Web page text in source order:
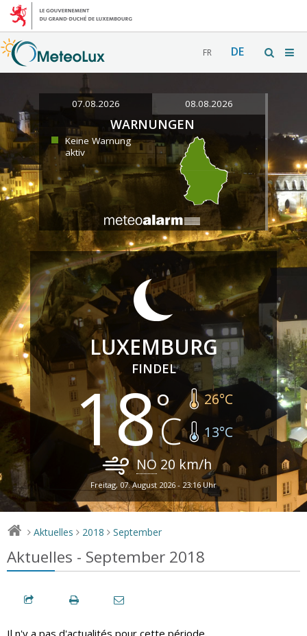
FR DE
07.08.2026 08.08.2026
WARNUNGEN
Keine Warnung
aktiv
LUXEMBURG
FINDEL
18 26°C
13°C
NO 20 km/h
Freitag, 07. August 2026 - 23:16 Uhr
> Aktuelles > 2018 > September
Aktuelles - September 2018
Il n'y a pas d'actualités pour cette période.